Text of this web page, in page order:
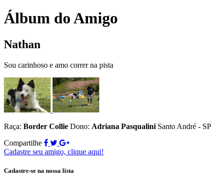
Álbum do Amigo
Nathan
Sou carinhoso e amo correr na pista
Raça: Border Collie Dono: Adriana Pasqualini Santo André - SP
Compartilhe
Cadastre seu amigo, clique aqui!
Cadastre-se na nossa lista